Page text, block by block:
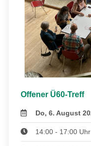
Offener Ü60-Treff
Do, 6. August
14:00 - 17:00 Uhr